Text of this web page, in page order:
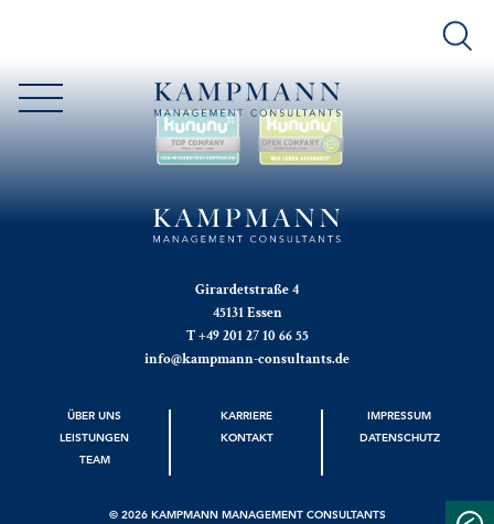
Girardetstraße 4
45131 Essen
T +49 201 27 10 66 55
info@kampmann-consultants.de
ÜBER UNS
LEISTUNGEN
TEAM
KARRIERE
KONTAKT
IMPRESSUM
DATENSCHUTZ
© 2026 KAMPMANN MANAGEMENT CONSULTANTS